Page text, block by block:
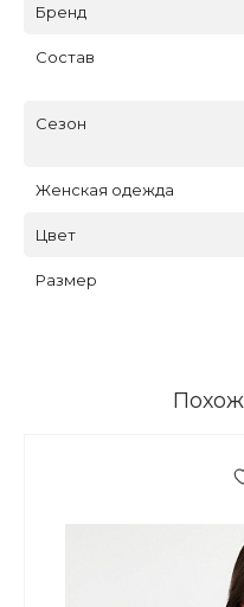
Бренд
Состав
Сезон
Женская одежда
Цвет
Размер